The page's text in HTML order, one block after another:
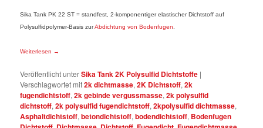
Sika Tank PK 22 ST = standfest, 2-komponentiger elastischer Dichtstoff auf
Polysulfidpolymer-Basis zurAbdichtung von Bodenfugen
Weiterlesen →
Veröffentlicht unterSika Tank 2K Polysulfid Dichtstoffe |
Verschlagwortet mit2k dichtmasse,2K Dichtstoff,2k
fugendichtstoff,2k gebinde vergussmasse,2k polysulfid
dichtstoff,2k polysulfid fugendichtstoff,2kpolysulfid dichtmasse,
Asphaltdichtstoff,betondichtstoff,bodendichtstoff, Bodenfugen